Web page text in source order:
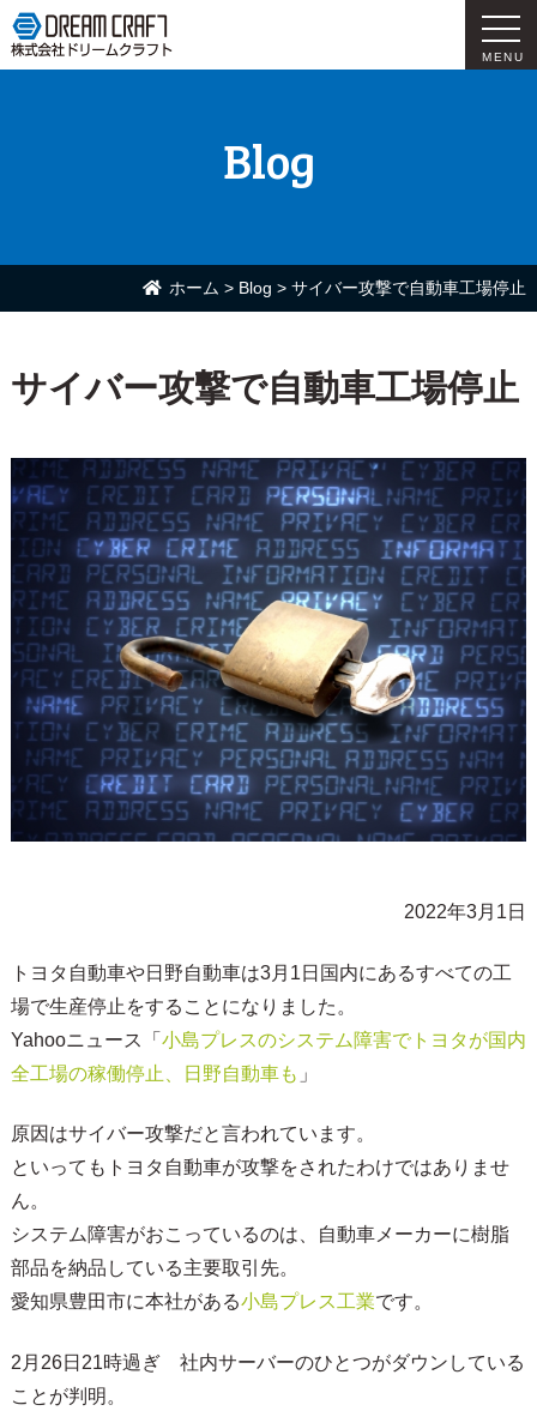
MENU
Blog
ホーム > Blog >サイバー攻撃で自動車工場停止
サイバー攻撃で自動車工場停止
2022年3月1日
トヨタ自動車や日野自動車は3月1日国内にあるすべての工
場で生産停止をすることになりました。
Yahooニュース「 小島プレスのシステム障害でトヨタが国内
全工場の稼働停止、日野自動車も 」
原因はサイバー攻撃だと言われています。
といってもトヨタ自動車が攻撃をされたわけではありませ
ん。
システム障害がおこっているのは、自動車メーカーに樹脂
部品を納品している主要取引先。
愛知県豊田市に本社がある小島プレス工業です。
2月26日21時過ぎ 社内サーバーのひとつがダウンしている
ことが判明。